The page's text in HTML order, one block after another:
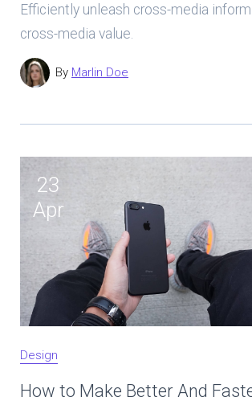
Efficiently unleash cross-media
cross-media value.
By Marlin Doe
23
Apr
Design
How to Make Better And